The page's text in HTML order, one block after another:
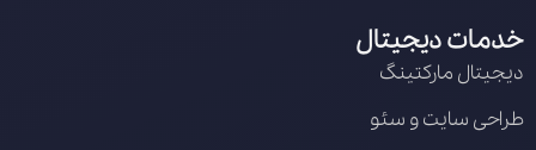
خدمات دیجیتال
دیجیتال مارکتینگ
طراحی سایت و سئو